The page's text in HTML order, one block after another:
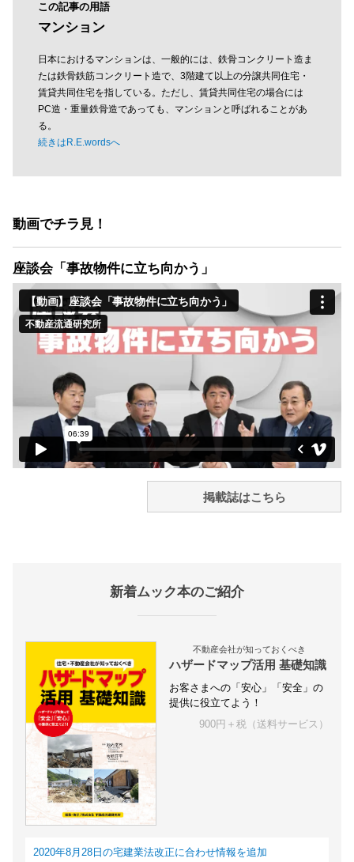
この記事の用語
マンション
日本におけるマンションは、一般的には、鉄骨コンクリート造ま
たは鉄骨鉄筋コンクリート造で、3階建て以上の分譲共同住宅・
賃貸共同住宅を指している。ただし、賃貸共同住宅の場合には
PC造・重量鉄骨造であっても、マンションと呼ばれることがあ
る。
続きはR.E.wordsへ
動画でチラ見！
座談会「事故物件に立ち向かう」
掲載誌はこちら
新着ムック本のご紹介
不動産会社が知っておくべき
ハザードマップ活用 基礎知識
お客さまへの「安心」「安全」の
提供に役立てよう！
900円＋税（送料サービス）
2020年8月28日の宅建業法改正に合わせ情報を追加